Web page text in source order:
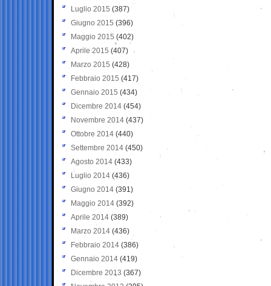
Luglio 2015 (387)
Giugno 2015 (396)
Maggio 2015 (402)
Aprile 2015 (407)
Marzo 2015 (428)
Febbraio 2015 (417)
Gennaio 2015 (434)
Dicembre 2014 (454)
Novembre 2014 (437)
Ottobre 2014 (440)
Settembre 2014 (450)
Agosto 2014 (433)
Luglio 2014 (436)
Giugno 2014 (391)
Maggio 2014 (392)
Aprile 2014 (389)
Marzo 2014 (436)
Febbraio 2014 (386)
Gennaio 2014 (419)
Dicembre 2013 (367)